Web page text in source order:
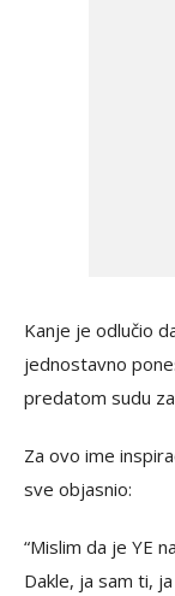
Kanje je odlučio
jednostavno
predatom sudu
Za ovo ime
sve objasnio:
“Mislim da je YE
Dakle, ja sam ti,